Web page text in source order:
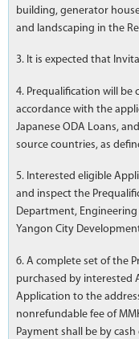
building, generator
and landscaping in the
3. It is expected that
4. Prequalification will
accordance with the
Japanese ODA Loans,
source countries, as
5. Interested eligible
and inspect the
Department,
Yangon City
6. A complete set of the
purchased by interested
Application to the
nonrefundable fee of
Payment shall be by